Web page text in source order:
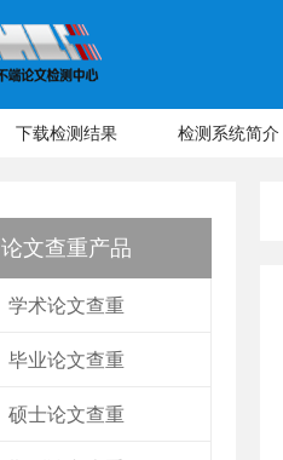
下载检测结果 检测系统简介
论文查重产品
学术论文查重
毕业论文查重
硕士论文查重